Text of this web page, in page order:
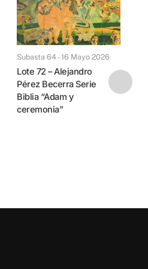
Subasta 64 - 16 Mayo 2026
Lote 72 – Alejandro
Pérez Becerra Serie
Biblia “Adam y
ceremonia”